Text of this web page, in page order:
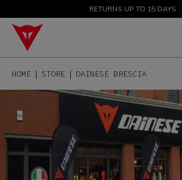
SALE UP TO 50% - SHOP NOW
RETURNS UP TO 15 DAYS
HOME STORE DAINESE BRESCIA